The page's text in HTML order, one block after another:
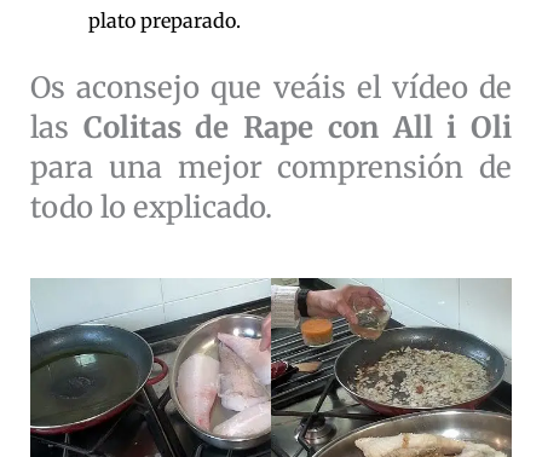
plato preparado.
Os aconsejo que veáis el vídeo de
las Colitas de Rape con All i Oli
para una mejor comprensión de
todo lo explicado.